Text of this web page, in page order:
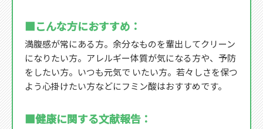
■こんな方におすすめ：
満腹感が常にある方。余分なものを輩出してクリーン
になりたい方。アレルギー体質が気になる方や、予防
をしたい方。いつも元気で いたい方。若々しさを保つ
よう心掛けたい方などにフミン酸はおすすめです。
■健康に関する文献報告：